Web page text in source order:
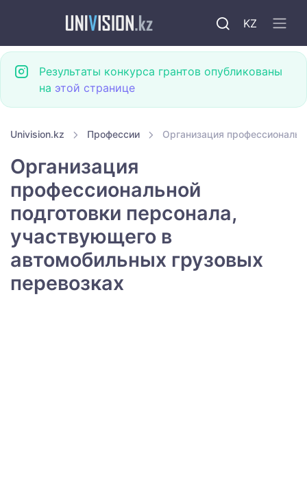
KZ
Результаты конкурса грантов опубликованы
на этой странице
Univision.kz Профессии Организация
Организация
профессиональной
подготовки персонала,
участвующего в
автомобильных грузовых
перевозках